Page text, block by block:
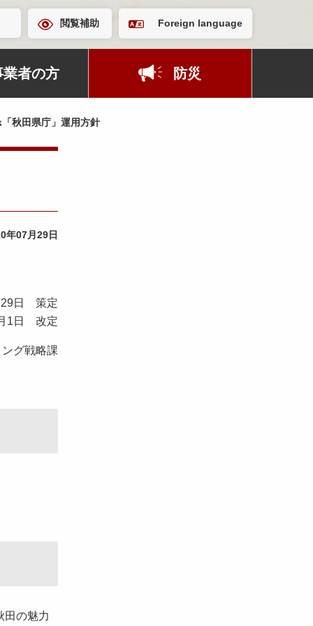
閲覧補助 Foreign language
業者の方 防災
秋田県庁」運用方針
年07月29日
29日 策定
1日 改定
グ戦略課
の魅力